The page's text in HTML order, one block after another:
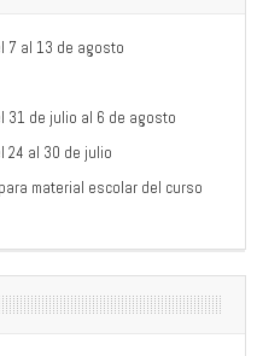
7 al 13 de agosto
31 de julio al 6 de agosto
24 al 30 de julio
material escolar del curso